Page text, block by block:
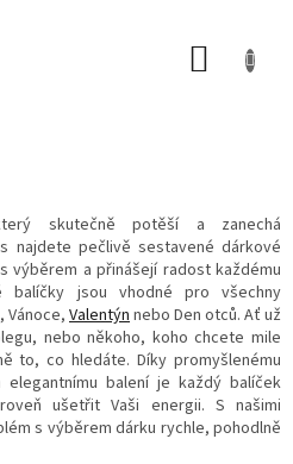
skutečně potěší a zanechá
najdete pečlivě sestavené dárkové
a přinášejí radost každému
balíčky jsou vhodné pro všechny
Vánoce, Valentýn nebo Den otců. Ať už
nebo někoho, koho chcete mile
to, co hledáte. Díky promyšlenému
balení je každý balíček
ušetřit Vaši energii. S našimi
s výběrem dárku rychle, pohodlně